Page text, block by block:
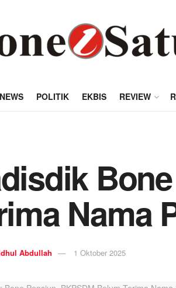
NEWS POLITIK EKBIS REVIEW
Nama
Abdullah 1 Oktober 2025